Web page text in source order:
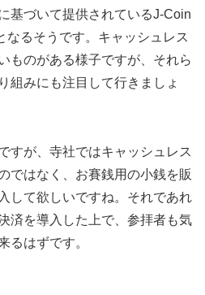
基づいて提供されているJ-Coin
なるそうです。キャッシュレス
ものがある様子ですが、それら
組みにも注目して行きましょ
すが、寺社ではキャッシュレス
ではなく、お賽銭用の小銭を販
して欲しいですね。それであれ
済を導入した上で、参拝者も気
るはずです。